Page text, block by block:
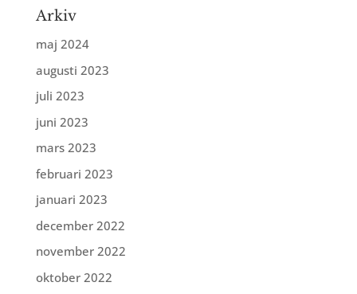
Arkiv
maj 2024
augusti 2023
juli 2023
juni 2023
mars 2023
februari 2023
januari 2023
december 2022
november 2022
oktober 2022